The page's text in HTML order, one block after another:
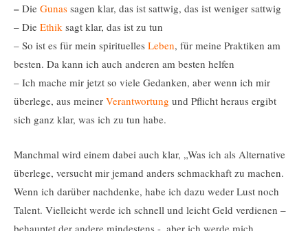
– Die Gunas sagen klar, das ist sattwig, das ist weniger sattwig
– Die Ethik sagt klar, das ist zu tun
– So ist es für mein spirituelles Leben, für meine Praktiken am
besten. Da kann ich auch anderen am besten helfen
– Ich mache mir jetzt so viele Gedanken, aber wenn ich mir
überlege, aus meiner Verantwortung und Pflicht heraus ergibt
sich ganz klar, was ich zu tun habe.
Manchmal wird einem dabei auch klar, „Was ich als Alternative
überlege, versucht mir jemand anders schmackhaft zu machen.
Wenn ich darüber nachdenke, habe ich dazu weder Lust noch
Talent. Vielleicht werde ich schnell und leicht Geld verdienen –
behauptet der andere mindestens -, aber ich werde mich